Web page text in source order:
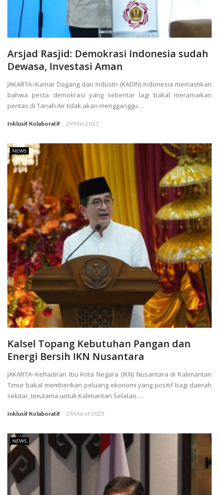
Arsjad Rasjid: Demokrasi Indonesia sudah
Dewasa, Investasi Aman
JAKARTA–Kamar Dagang dan Industri (KADIN) Indonesia memastikan
bahwa pesta demokrasi yang sebentar lagi bakal meramaikan
pentas di Tanah Air tidak akan mengganggu ...
Inklusif Kolaboratif 29 Mei 2023
NEWS
Kalsel Topang Kebutuhan Pangan dan
Energi Bersih IKN Nusantara
JAKARTA–Kehadiran Ibu Kota Negara (IKN) Nusantara di Kalimantan
Timur bakal memberikan peluang ekonomi yang positif bagi daerah
sekitar, terutama untuk Kalimantan Selatan. ...
Inklusif Kolaboratif 24 Maret 2023
NEWS